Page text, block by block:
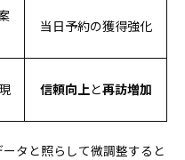
当日予約の獲得強化
信頼向上と再訪増加
タと照らして微調整すると